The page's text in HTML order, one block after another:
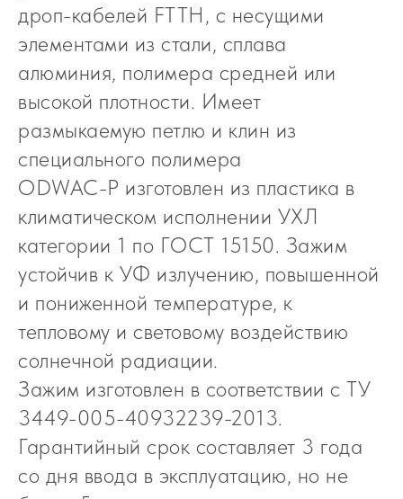
дроп-кабелей FTTH, с несущими
элементами из стали, сплава
алюминия, полимера средней или
высокой плотности. Имеет
размыкаемую петлю и клин из
специального полимера
ODWAC-P изготовлен из пластика в
климатическом исполнении УХЛ
категории 1 по ГОСТ 15150. Зажим
устойчив к УФ излучению, повышенной
и пониженной температуре, к
тепловому и световому воздействию
солнечной радиации.
Зажим изготовлен в соответствии с ТУ
3449-005-40932239-2013.
Гарантийный срок составляет 3 года
со дня ввода в эксплуатацию, но не